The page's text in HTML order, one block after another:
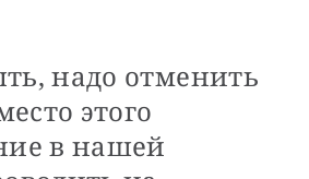
надо отменить
этого
в нашей